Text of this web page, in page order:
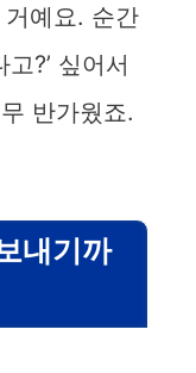
거예요. 순간
?’ 싶어서
반가웠죠.
내기까